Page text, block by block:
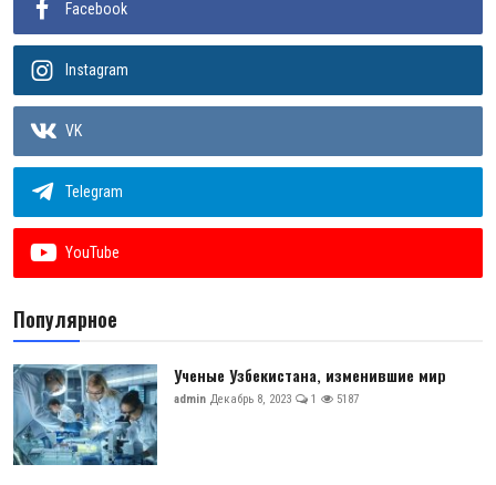
Facebook
Instagram
VK
Telegram
YouTube
Популярное
Ученые Узбекистана, изменившие мир
admin Декабрь 8, 2023 1 5187